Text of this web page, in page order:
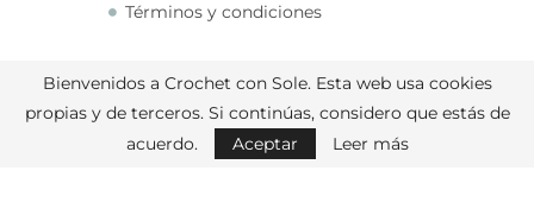
Términos y condiciones
CONECTA CONMIGO
Bienvenidos a Crochet con Sole. Esta web usa cookies
propias y de terceros. Si continúas, considero que estás de
acuerdo.
Aceptar Leer más